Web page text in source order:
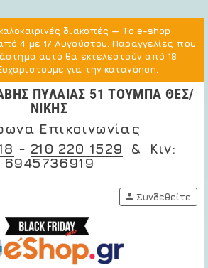
διακοπές — Το e-shop
4 με 17 Αυγούστου. Παραγγελίες που
αυτό θα εκτελεστούν από 18
για την κατανόηση.
ΠΥΛΑΙΑΣ 51 ΤΟΥΜΠΑ ΘΕΣ/
ΝΙΚΗΣ
Επικοινωνίας
- 210 220 1529 & Κιν:
6945736919
person Συνδεθείτε